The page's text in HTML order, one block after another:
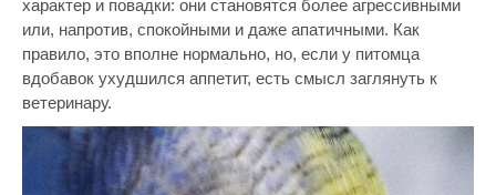
характер и повадки: они становятся более агрессивными
или, напротив, спокойными и даже апатичными. Как
правило, это вполне нормально, но, если у питомца
вдобавок ухудшился аппетит, есть смысл заглянуть к
ветеринару.